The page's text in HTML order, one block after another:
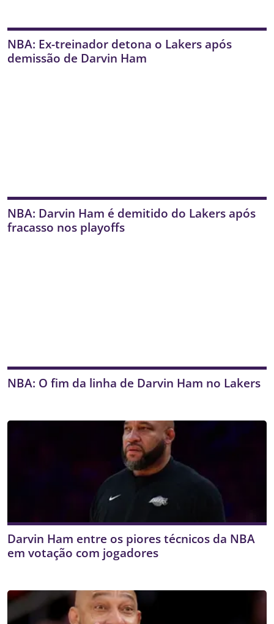
NBA: Ex-treinador detona o Lakers após
demissão de Darvin Ham
NBA: Darvin Ham é demitido do Lakers após
fracasso nos playoffs
NBA: O fim da linha de Darvin Ham no Lakers
Darvin Ham entre os piores técnicos da NBA
em votação com jogadores